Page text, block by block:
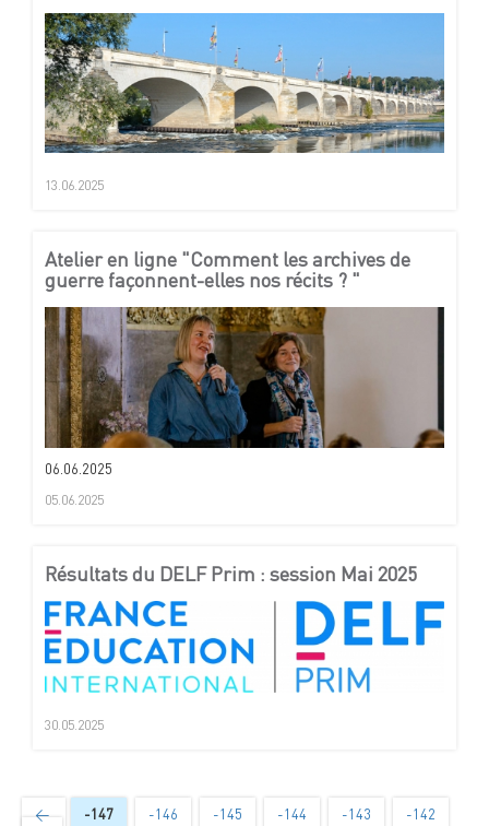
13.06.2025
Atelier en ligne "Comment les archives de
guerre façonnent-elles nos récits ? "
06.06.2025
05.06.2025
Résultats du DELF Prim : session Mai 2025
30.05.2025
← -147 -146 -145 -144 -143
-142